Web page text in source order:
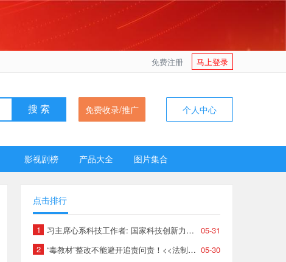
免费注册 马上登录
搜 索 免费收录/推广 个人中心
影视剧榜 产品大全 图片集合
点击排行
1 05-31
习主席心系科技工作者: 国家科技创新力的根本源泉在于人
2
05-30
“毒教材”整改不能避开追责问责！<<法制日报>>强力发声